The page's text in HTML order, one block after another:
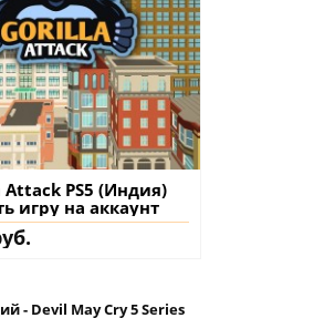
PS5 (Индия)
игру на аккаунт
- Devil May Cry 5 Series